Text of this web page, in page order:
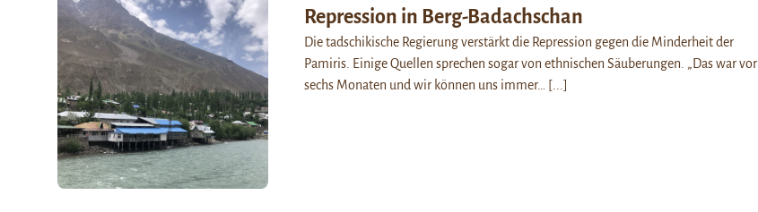
Repression in Berg-Badachschan
Die tadschikische Regierung verstärkt die Repression gegen die Minderheit der
Pamiris. Einige Quellen sprechen sogar von ethnischen Säuberungen. „Das war vor
sechs Monaten und wir können uns immer…
[...]